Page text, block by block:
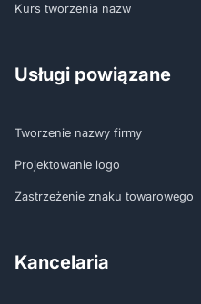
Kurs tworzenia nazw
Usługi powiązane
Tworzenie nazwy firmy
Projektowanie logo
Zastrzeżenie znaku towarowego
Kancelaria